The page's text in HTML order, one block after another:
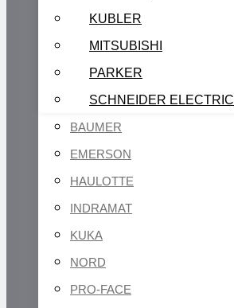
KUBLER
MITSUBISHI
PARKER
SCHNEIDER ELECTRIC
BAUMER
EMERSON
HAULOTTE
INDRAMAT
KUKA
NORD
PRO-FACE